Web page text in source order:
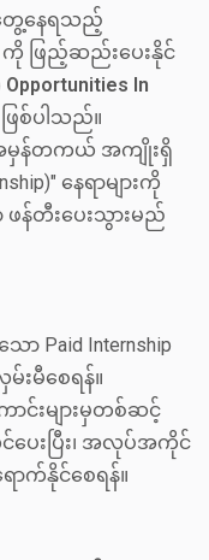
ေ့နေရသည့်
ဖြည့်ဆည်းပေးနိုင်
Opportunities In
ြစ်ပါသည်။
န်တကယ် အကျိုးရှိ
နေရာများကို
ဖန်တီးပေးသွားမည်
Paid Internship
းမီစေရန်။
းများမှတစ်ဆင့်
င်ပေးပြီး၊ အလုပ်အကိုင်
က်နိုင်စေရန်။